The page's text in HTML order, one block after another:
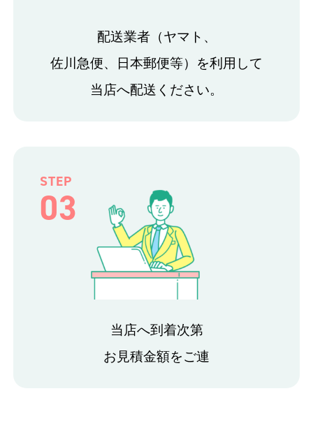
配送業者（ヤマト、
佐川急便、日本郵便等）を利用して
当店へ配送ください。
STEP
03
当店へ到着次第
お見積金額をご連